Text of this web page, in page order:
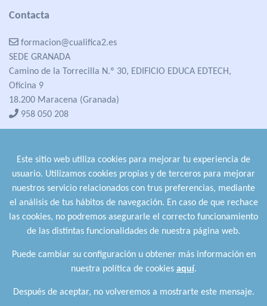
Contacta
formacion@cualifica2.es
SEDE GRANADA
Camino de la Torrecilla N.º 30, EDIFICIO EDUCA EDTECH,
Oficina 9
18.200 Maracena (Granada)
958 050 208
958 991 970
Este sitio web utiliza cookies para mejorar tu experiencia de
usuario. Utilizamos cookies propias y de terceros para mejorar
nuestros servicio relacionados con trus preferencias, mediante
el análisis de tus hábitos de navegación. En caso de que rechace
las cookies, no podremos asegurarle el correcto funcionamiento
de las distintas funcionalidades de nuestra página web.
Puede cambiar su configuración u obtener más información en
nuestra política de cookies aquí.
Después de aceptar, no volveremos a mostrarte este mensaje.